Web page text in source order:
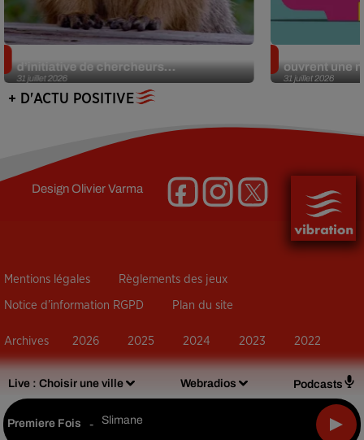
Live : Choisir une ville Webradios Podcasts
Premiere Fois - Slimane
31 juillet 2026
d’initiative de chercheurs...
31 juillet 2026
ouvrent une
+ D'ACTU POSITIVE
DesignOlivier Varma
Mentions légales Règlements des jeux
Notice d’information RGPD Plan du site
Archives 2026 2025 2024 2023 2022